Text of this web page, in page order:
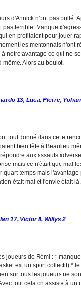
d'Annick n'ont pas brillé.
terrible. Manque
en profitaient pour jouer
les mentonnais n'ont
notre avantage ce qui ne
même. Alors au boulot.
13, Luca, Pierre,
tout donné dans cette
bien tête à Beaulieu
aux assauts
mais ce n'était que mal
temps mais
était mal et l'envie était là.
17, Victor 8, Willys 2
joueurs de Rémi : *
est un sport collectif) *
sur tous les joueurs ne
tout cela on assiste à